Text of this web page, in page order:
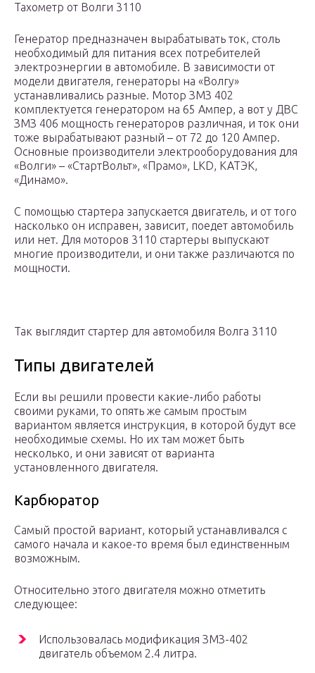
Тахометр от Волги 3110
Генератор предназначен вырабатывать ток, столь
необходимый для питания всех потребителей
электроэнергии в автомобиле. В зависимости от
модели двигателя, генераторы на «Волгу»
устанавливались разные. Мотор ЗМЗ 402
комплектуется генератором на 65 Ампер, а вот у ДВС
ЗМЗ 406 мощность генераторов различная, и ток они
тоже вырабатывают разный – от 72 до 120 Ампер.
Основные производители электрооборудования для
«Волги» – «СтартВольт», «Прамо», LKD, КАТЭК,
«Динамо».
С помощью стартера запускается двигатель, и от того
насколько он исправен, зависит, поедет автомобиль
или нет. Для моторов 3110 стартеры выпускают
многие производители, и они также различаются по
мощности.
Так выглядит стартер для автомобиля Волга 3110
Типы двигателей
Если вы решили провести какие-либо работы
своими руками, то опять же самым простым
вариантом является инструкция, в которой будут все
необходимые схемы. Но их там может быть
несколько, и они зависят от варианта
установленного двигателя.
Карбюратор
Самый простой вариант, который устанавливался с
самого начала и какое-то время был единственным
возможным.
Относительно этого двигателя можно отметить
следующее:
Использовалась модификация ЗМЗ-402
двигатель объемом 2.4 литра.